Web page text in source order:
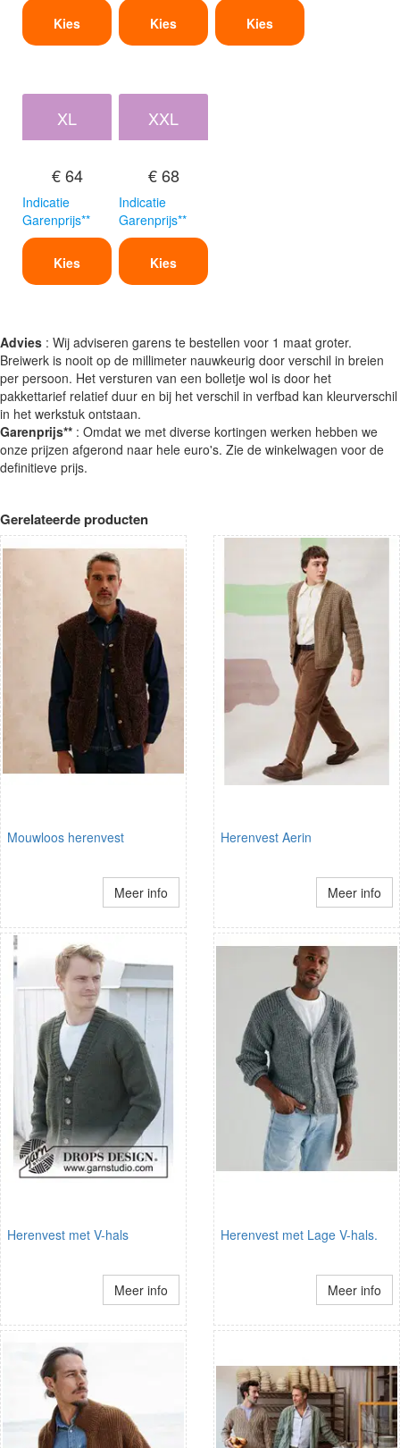
Kies Kies Kies
XL
€ 64
Indicatie
Garenprijs**
Kies
XXL
€ 68
Indicatie
Garenprijs**
Kies
Advies : Wij adviseren garens te bestellen voor 1 maat groter.
Breiwerk is nooit op de millimeter nauwkeurig door verschil in breien
per persoon. Het versturen van een bolletje wol is door het
pakkettarief relatief duur en bij het verschil in verfbad kan kleurverschil
in het werkstuk ontstaan.
Garenprijs** : Omdat we met diverse kortingen werken hebben we
onze prijzen afgerond naar hele euro's. Zie de winkelwagen voor de
definitieve prijs.
Gerelateerde producten
Mouwloos herenvest
Meer info
Herenvest Aerin
Meer info
Herenvest met V-hals
Meer info
Herenvest met Lage V-hals.
Meer info